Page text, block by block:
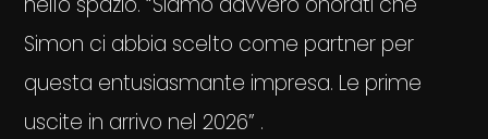
Simon ci abbia scelto come partner per
questa entusiasmante impresa. Le prime
uscite in arrivo nel 2026” .